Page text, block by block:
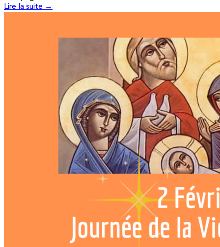
Lire la suite →